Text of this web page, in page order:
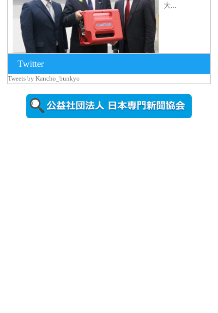
大...
2026年8月5日
更新
農工大で大
Twitter
Tweets by Kancho_bunkyo